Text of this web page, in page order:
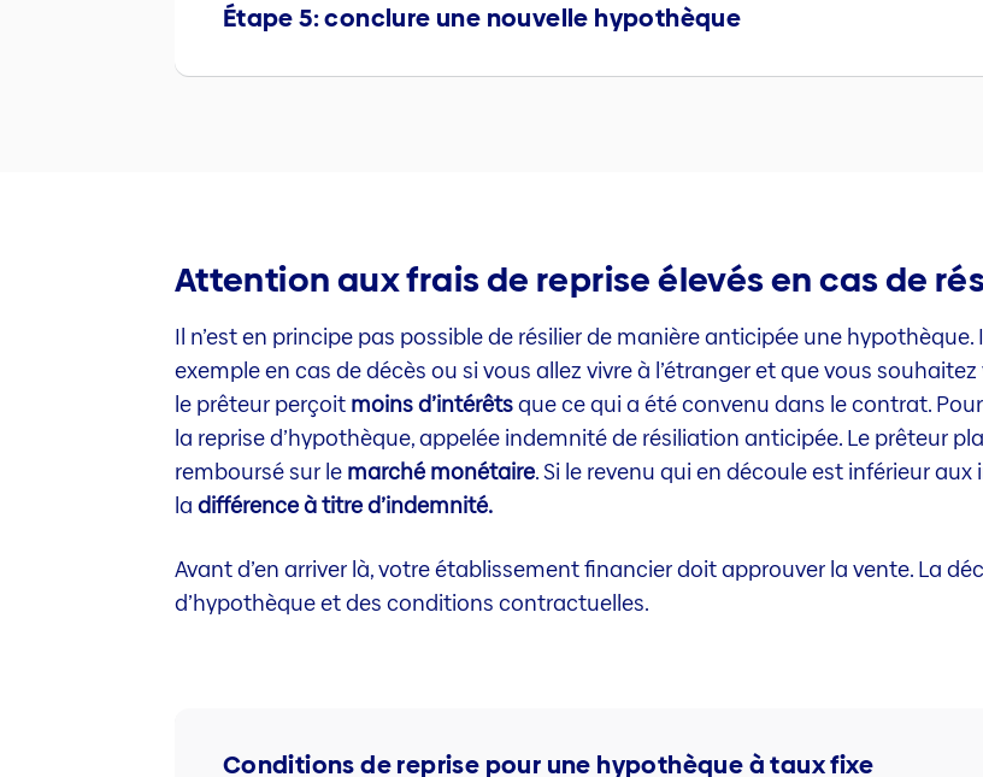
Étape 5: conclure une nouvelle hypothèque
Attention aux frais de reprise élevés en cas de
Il n’est en principe pas possible de résilier de manière anticipée une
exemple en cas de décès ou si vous allez vivre à l’étranger et que vous
le prêteur perçoitmoins d’intérêtsque ce qui a été convenu dans le contrat.
la reprise d’hypothèque, appelée indemnité de résiliation anticipée. Le prêteur
remboursé sur le marché monétaire. Si le revenu qui en découle est inférieur
la différence à titre d’indemnité.
Avant d’en arriver là, votre établissement financier doit approuver la vente. La
d’hypothèque et des conditions contractuelles.
Conditions de reprise pour une hypothèque à taux fixe